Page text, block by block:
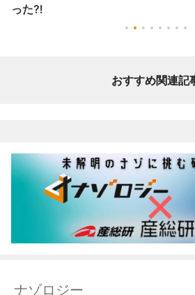
った⁈
おすすめ関連記
ナゾロジー